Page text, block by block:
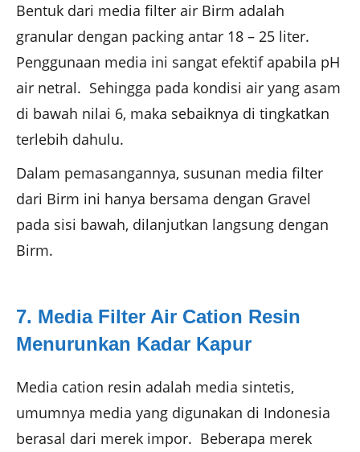
Bentuk dari media filter air Birm adalah
granular dengan packing antar 18 – 25 liter.
Penggunaan media ini sangat efektif apabila pH
air netral. Sehingga pada kondisi air yang asam
di bawah nilai 6, maka sebaiknya di tingkatkan
terlebih dahulu.
Dalam pemasangannya, susunan media filter
dari Birm ini hanya bersama dengan Gravel
pada sisi bawah, dilanjutkan langsung dengan
Birm.
7. Media Filter Air Cation Resin
Menurunkan Kadar Kapur
Media cation resin adalah media sintetis,
umumnya media yang digunakan di Indonesia
berasal dari merek impor. Beberapa merek